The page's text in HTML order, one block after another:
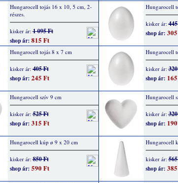
Hungarocell tojás 16 x 10, 5 cm, 2-
részes.
kisker ár:1 095 Ft
shop ár: 815 Ft
Hungarocell
kisker ár:
shop ár:
Hungarocell tojás 8 x 7 cm
kisker ár:405 Ft
shop ár: 245 Ft
Hungarocell
kisker ár:
shop ár:
Hungarocell szív 9 cm
kisker ár:525 Ft
shop ár: 315 Ft
Hungarocell
kisker ár:
shop ár:
Hungarocell kúp ø 9 x 20 cm
kisker ár:850 Ft
shop ár: 590 Ft
Hungarocell
kisker ár:
shop ár: